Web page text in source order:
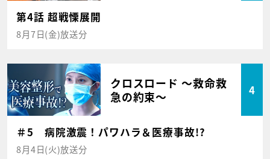
第4話 超戦慄展開
8月7日(金)放送分
クロスロード ～救命救
急の約束～
4
＃5 病院激震！パワハラ＆医療事故!?
8月4日(火)放送分